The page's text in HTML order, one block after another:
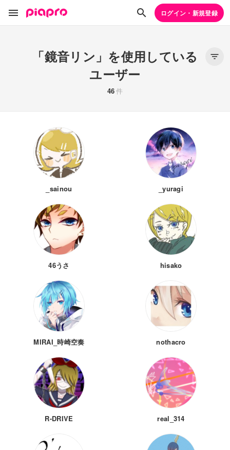
ログイン・新規登録
「鏡音リン」を使用している
ユーザー
46件
_sainou _yuragi
46うさ hisako
MIRAI_時崎空奏 nothacro
R-DRIVE real_314